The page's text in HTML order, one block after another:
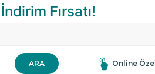
ARA Online Özel